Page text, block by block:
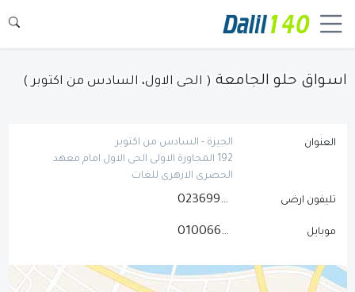
اسواق حلو الجامعة ( الحى الاول، السادس من اكتوبر )
العنوان
الجيزة - السادس من اكتوبر
192 المجاورة الاولى الحى الاول امام معهد
الحصرى الازهرى للغات
تليفون ارضى 0236991405
موبايل 01006684106